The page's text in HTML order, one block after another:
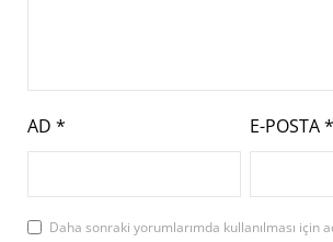
AD * E-POSTA*
Daha sonraki yorumlarımda kullanılması için